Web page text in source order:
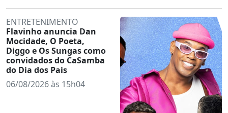
ENTRETENIMENTO
Flavinho anuncia Dan
Mocidade, O Poeta,
Diggo e Os Sungas como
convidados do CaSamba
do Dia dos Pais
06/08/2026 às 15h04